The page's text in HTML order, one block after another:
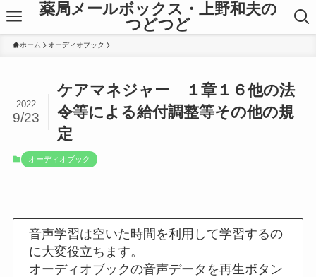
薬局メールボックス・上野和夫の
つどつど
ホーム オーディオブック
ケアマネジャー １章１６他の法
令等による給付調整等その他の規
定
2022
9/23
オーディオブック
音声学習は空いた時間を利用して学習するの
に大変役立ちます。
オーディオブックの音声データを再生ボタン